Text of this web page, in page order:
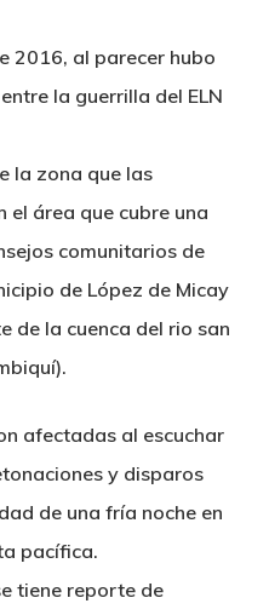
2016, al parecer hubo
la guerrilla del ELN
la zona que las
el área que cubre una
comunitarios de
de López de Micay
de la cuenca del rio san
afectadas al escuchar
y disparos
de una fría noche en
pacífica.
tiene reporte de